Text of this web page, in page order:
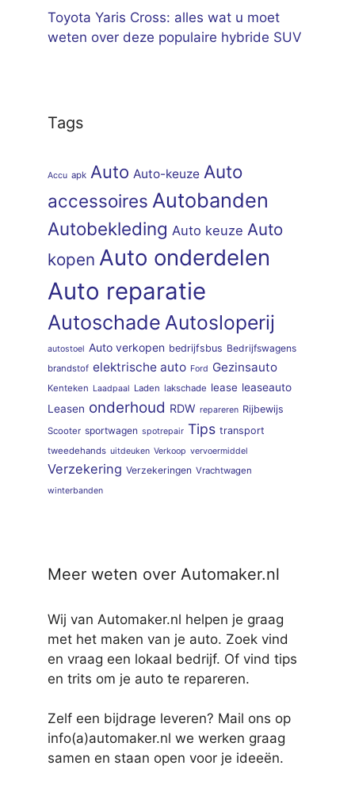
Toyota Yaris Cross: alles wat u moet
weten over deze populaire hybride SUV
Tags
Accu apk Auto Auto-keuze Auto
accessoires Autobanden
Autobekleding Auto keuze Auto
kopen Auto onderdelen
Auto reparatie
Autoschade Autosloperij
autostoel Auto verkopen bedrijfsbus Bedrijfswagens
brandstof elektrische auto Ford Gezinsauto
Kenteken Laadpaal Laden lakschade lease leaseauto
Leasen onderhoud RDW repareren Rijbewijs
Scooter sportwagen spotrepair Tips transport
tweedehands uitdeuken Verkoop vervoermiddel
Verzekering Verzekeringen Vrachtwagen
winterbanden
Meer weten over Automaker.nl
Wij van Automaker.nl helpen je graag
met het maken van je auto. Zoek vind
en vraag een lokaal bedrijf. Of vind tips
en trits om je auto te repareren.
Zelf een bijdrage leveren? Mail ons op
info(a)automaker.nl we werken graag
samen en staan open voor je ideeën.